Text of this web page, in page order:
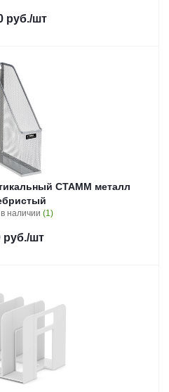
руб./шт
СТАММ металл
в наличии (1)
руб./шт